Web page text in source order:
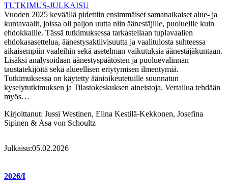
TUTKIMUS-JULKAISU
Vuoden 2025 keväällä pidettiin ensimmäiset samanaikaiset alue- ja
kuntavaalit, joissa oli paljon uutta niin äänestäjille, puolueille kuin
ehdokkaille. Tässä tutkimuksessa tarkastellaan tuplavaalien
ehdokasasettelua, äänestysaktiivisuutta ja vaalitulosta suhteessa
aikaisempiin vaaleihin sekä asetelman vaikutuksia äänestäjäkuntaan.
Lisäksi analysoidaan äänestyspäätösten ja puoluevalinnan
taustatekijöitä sekä alueellisen eriytymisen ilmentymiä.
Tutkimuksessa on käytetty äänioikeutetuille suunnatun
kyselytutkimuksen ja Tilastokeskuksen aineistoja. Vertailua tehdään
myös…
Kirjoittanut: Jussi Westinen, Elina Kestilä-Kekkonen, Josefina
Sipinen & Åsa von Schoultz
Julkaisu:05.02.2026
2026/I